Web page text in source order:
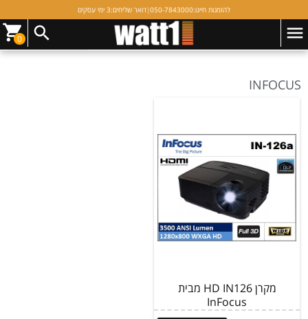
להזמנות חייגו:050-7843000
|דואר שליחים:3 ימי עסקים
0
INFOCUS
מקרן HD IN126 מבית
InFocus
1 תוצאות (מציג 1 - 1) סינון